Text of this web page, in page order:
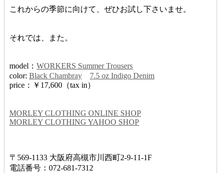
これからの季節に向けて、ぜひお試し下さいませ。
それでは、また。
model： WORKERS Summer Trousers
color: Black Chambray
7.5 oz Indigo Denim
price：￥17,600（tax in）
MORLEY CLOTHING ONLINE SHOP
MORLEY CLOTHING YAHOO SHOP
〒569-1133 大阪府高槻市川西町2-9-11-1F
電話番号：072-681-7312